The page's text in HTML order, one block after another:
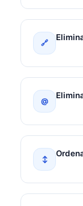
🔗
@
↕